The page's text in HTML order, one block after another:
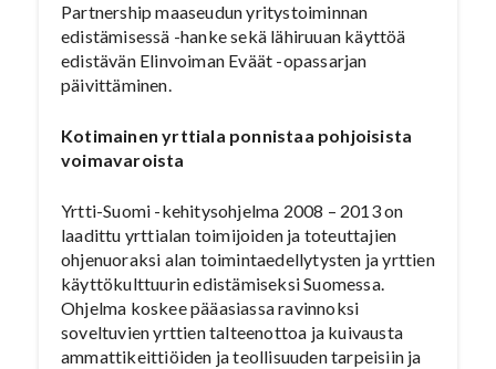
Partnership maaseudun yritystoiminnan
edistämisessä -hanke sekä lähiruuan käyttöä
edistävän Elinvoiman Eväät -opassarjan
päivittäminen.
Kotimainen yrttiala ponnistaa pohjoisista
voimavaroista
Yrtti-Suomi -kehitysohjelma 2008 – 2013 on
laadittu yrttialan toimijoiden ja toteuttajien
ohjenuoraksi alan toimintaedellytysten ja yrttien
käyttökulttuurin edistämiseksi Suomessa.
Ohjelma koskee pääasiassa ravinnoksi
soveltuvien yrttien talteenottoa ja kuivausta
ammattikeittiöiden ja teollisuuden tarpeisiin ja